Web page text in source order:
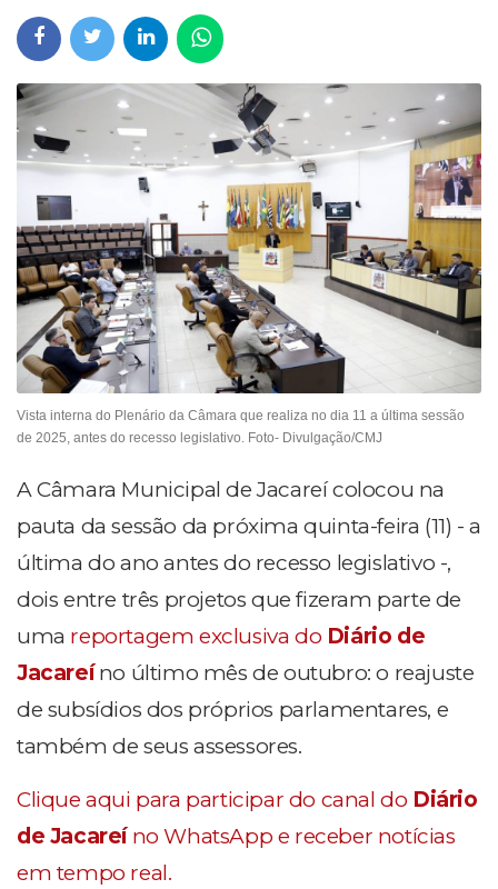
Vista interna do Plenário da Câmara que realiza no dia 11 a última sessão
de 2025, antes do recesso legislativo. Foto- Divulgação/CMJ
A Câmara Municipal de Jacareí colocou na
pauta da sessão da próxima quinta-feira (11) - a
última do ano antes do recesso legislativo -,
dois entre três projetos que fizeram parte de
uma reportagem exclusiva do Diário de
Jacareí no último mês de outubro: o reajuste
de subsídios dos próprios parlamentares, e
também de seus assessores.
Clique aqui para participar do canal do Diário
de Jacareíno WhatsApp e receber notícias
em tempo real.